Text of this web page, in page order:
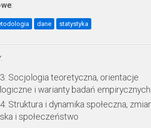
:
dane statystyka
:
Socjologia teoretyczna, orientacje
i warianty badań empirycznych
Struktura i dynamika społeczna,
i społeczeństwo